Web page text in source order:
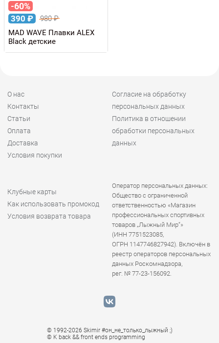
-60%
390 ₽ 980₽
MAD WAVE Плавки ALEX
Black детские
О нас
Контакты
Статьи
Оплата
Доставка
Условия покупки
Согласие на обработку
персональных данных
Политика в отношении
обработки персональных
данных
Клубные карты
Как использовать промокод
Условия возврата товара
Оператор персональных данных:
Общество с ограниченной
ответственностью «Магазин
профессиональных спортивных
товаров „Лыжный Мир“»
(ИНН 7751523085,
ОГРН 1147746827942). Включён в
реестр операторов персональных
данных Роскомнадзора,
рег. № 77-23-156092.
© 1992-2026 Skimir #он_не_только_лыжный ;)
© K back && front ends programming